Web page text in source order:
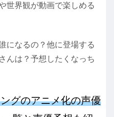
世界観が動画で楽しめる
になるの？他に登場する
んは？予想したくなっち
グのアニメ化の声優